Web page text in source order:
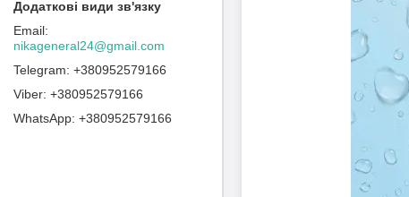
nikageneral24@gmail.com
+380952579166
+380952579166
+380952579166